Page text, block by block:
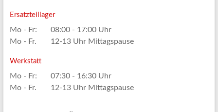
Ersatzteillager
Mo - Fr:
08:00 - 17:00 Uhr
Mo - Fr.
12-13 Uhr Mittagspause
Werkstatt
Mo - Fr:
07:30 - 16:30 Uhr
Mo - Fr.
12-13 Uhr Mittagspause